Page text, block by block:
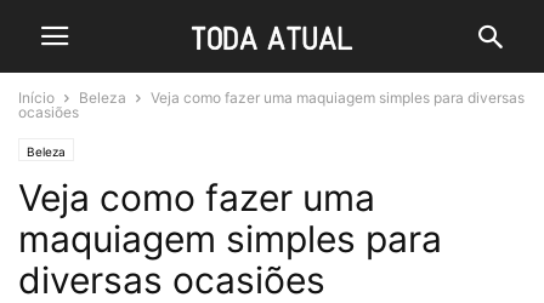
Início Beleza
Veja como fazer uma maquiagem simples para diversas
ocasiões
Beleza
Veja como fazer uma
maquiagem simples para
diversas ocasiões